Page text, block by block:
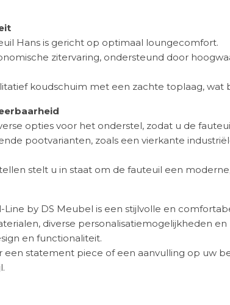
Hans is gericht op optimaal loungecomfort.
zitervaring, ondersteund door
koudschuim met een zachte toplaag,
opties voor het onderstel, zodat u de
pootvarianten, zoals een vierkante
stelt u in staat om de fauteuil een
Line by DS Meubel is een stijlvolle en
diverse personalisatiemogelijkheden
en functionaliteit.
een statement piece of een aanvulling op uw